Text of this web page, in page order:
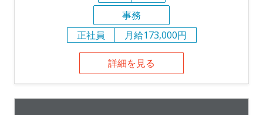
事務
正社員
月給173,000円
詳細を見る